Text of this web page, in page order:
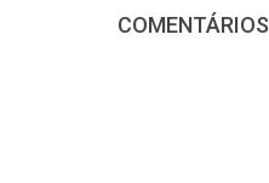
COMENTÁRIOS